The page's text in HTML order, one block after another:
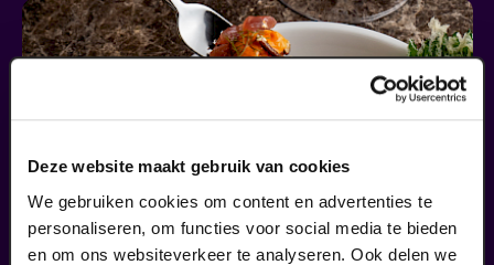
Deze website maakt gebruik van cookies
We gebruiken cookies om content en advertenties te
personaliseren, om functies voor social media te bieden
en om ons websiteverkeer te analyseren. Ook delen we